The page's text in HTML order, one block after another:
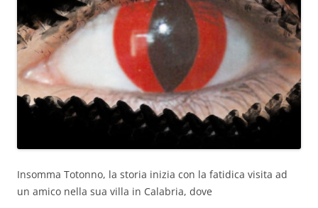
Insomma Totonno, la storia inizia con la fatidica visita ad
un amico nella sua villa in Calabria, dove